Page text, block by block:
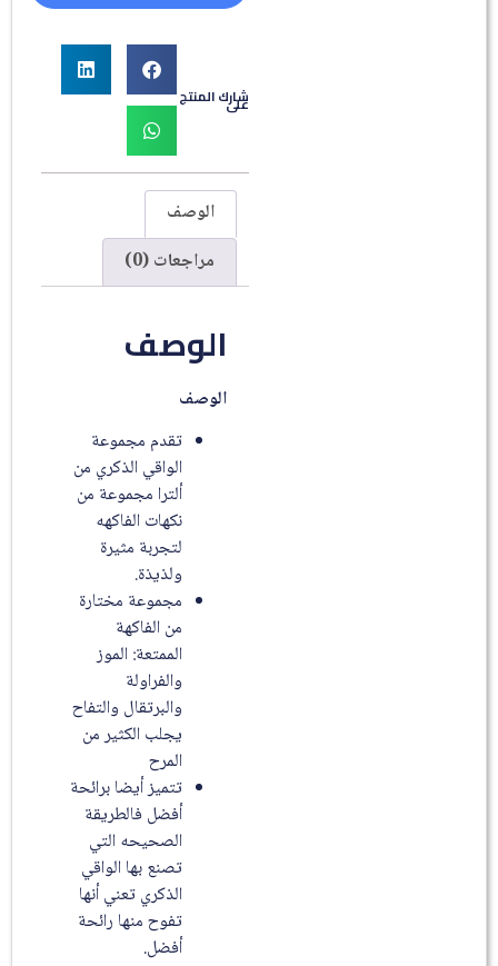
شارك المنتج
على
الوصف
مراجعات (0)
الوصف
الوصف
تقدم مجموعة
الواقي الذكري من
ألترا مجموعة من
نكهات الفاكهه
لتجربة مثيرة
ولذيذة.
مجموعة مختارة
من الفاكهة
الممتعة: الموز
والفراولة
والبرتقال والتفاح
يجلب الكثير من
المرح
تتميز أيضا برائحة
أفضل فالطريقة
الصحيحه التي
تصنع بها الواقي
الذكري تعني أنها
تفوح منها رائحة
أفضل.